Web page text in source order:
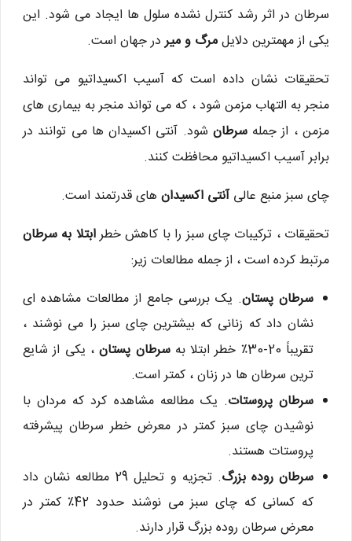
سرطان در اثر رشد کنترل نشده سلول ها ایجاد می شود. این
یکی از مهمترین دلایلمرگ و میردر جهان است.
تحقیقات نشان داده است که آسیب اکسیداتیو می تواند
منجر به التهاب مزمن شود ، که می تواند منجر به بیماری های
مزمن ، از جملهسرطان شود. آنتی اکسیدان ها می توانند در
برابر آسیب اکسیداتیو محافظت کنند.
چای سبز منبع عالیآنتی اکسیدان های قدرتمند است.
تحقیقات ، ترکیبات چای سبز را با کاهش خطرابتلا به سرطان
مرتبط کرده است ، از جمله مطالعات زیر:
سرطان پستان. یک بررسی جامع از مطالعات مشاهده ای
نشان داد که زنانی که بیشترین چای سبز را می نوشند ،
تقریباً 20-30٪ خطر ابتلا به
سرطان پستان، یکی از شایع
ترین سرطان ها در زنان ، کمتر است.
سرطان پروستات. یک مطالعه مشاهده کرد که مردان با
نوشیدن چای سبز کمتر در معرض خطر سرطان پیشرفته
پروستات هستند.
سرطان روده بزرگ
. تجزیه و تحلیل 29 مطالعه نشان داد
که کسانی که چای سبز می نوشند حدود 42٪ کمتر در
معرض سرطان روده بزرگ قرار دارند.